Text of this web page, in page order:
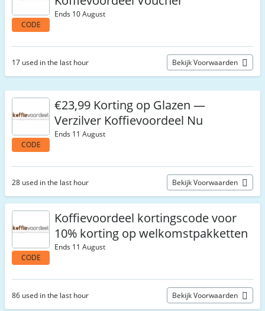
CODE
Ends 10 August
17 used in the last hour Bekijk Voorwaarden
CODE
€23,99 Korting op Glazen —
Verzilver Koffievoordeel Nu
Ends 11 August
28 used in the last hour Bekijk Voorwaarden
CODE
Koffievoordeel kortingscode voor
10% korting op welkomstpakketten
Ends 11 August
86 used in the last hour Bekijk Voorwaarden